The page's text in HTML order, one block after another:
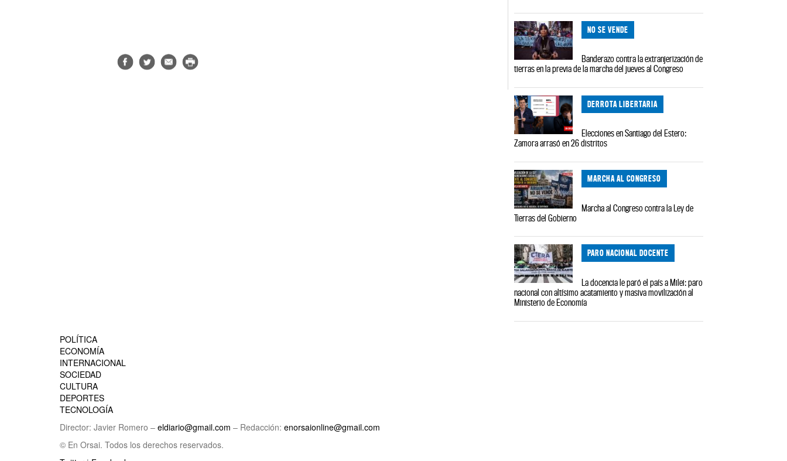
NO SE VENDE
Banderazo contra la extranjerización de
tierras en la previa de la marcha del jueves al Congreso
DERROTA LIBERTARIA
Elecciones en Santiago del Estero:
Zamora arrasó en 26 distritos
MARCHA AL CONGRESO
Marcha al Congreso contra la Ley de
Tierras del Gobierno
PARO NACIONAL DOCENTE
La docencia le paró el país a Milei: paro
nacional con altísimo acatamiento y masiva movilización al
Ministerio de Economía
POLÍTICA
ECONOMÍA
INTERNACIONAL
SOCIEDAD
CULTURA
DEPORTES
TECNOLOGÍA
Director: Javier Romero – eldiario@gmail.com – Redacción: enorsaionline@gmail.com
© En Orsai. Todos los derechos reservados.